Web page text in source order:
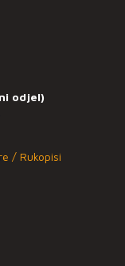
odjel)
/ Rukopisi